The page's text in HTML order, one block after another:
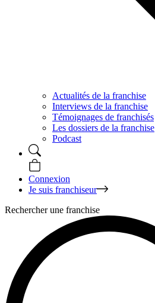
Actualités de la franchise
Interviews de la franchise
Témoignages de franchisés
Les dossiers de la franchise
Podcast
Connexion
Je suis franchiseur
Rechercher une franchise